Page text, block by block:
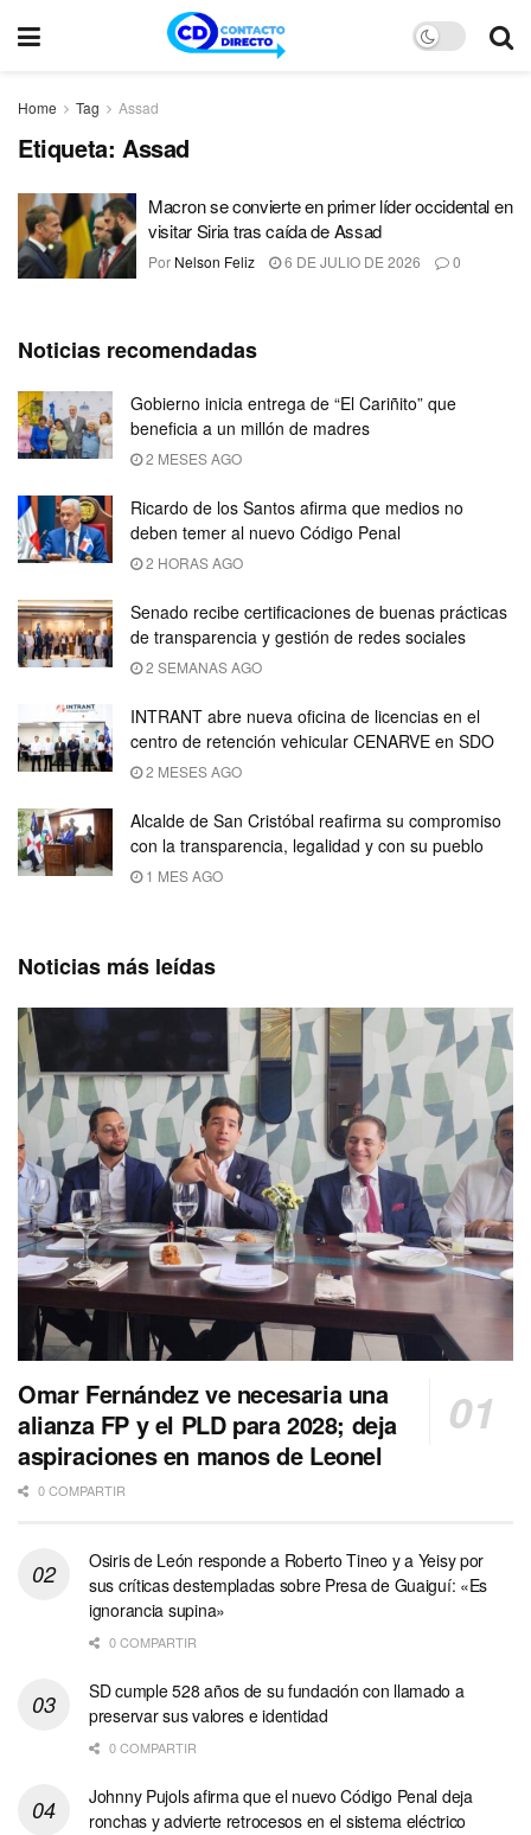
Home Tag Assad
Etiqueta: Assad
Macron se convierte en primer líder occidental en
visitar Siria tras caída de Assad
Por Nelson Feliz 6 DE JULIO DE 2026 0
Noticias recomendadas
Gobierno inicia entrega de “El Cariñito” que
beneficia a un millón de madres
2 MESES AGO
Ricardo de los Santos afirma que medios no
deben temer al nuevo Código Penal
2 HORAS AGO
Senado recibe certificaciones de buenas prácticas
de transparencia y gestión de redes sociales
2 SEMANAS AGO
INTRANT abre nueva oficina de licencias en el
centro de retención vehicular CENARVE en SDO
2 MESES AGO
Alcalde de San Cristóbal reafirma su compromiso
con la transparencia, legalidad y con su pueblo
1 MES AGO
Noticias más leídas
Omar Fernández ve necesaria una
alianza FP y el PLD para 2028; deja
aspiraciones en manos de Leonel
0 COMPARTIR
Osiris de León responde a Roberto Tineo y a Yeisy por
sus críticas destempladas sobre Presa de Guaiguí: «Es
ignorancia supina»
0 COMPARTIR
SD cumple 528 años de su fundación con llamado a
preservar sus valores e identidad
0 COMPARTIR
Johnny Pujols afirma que el nuevo Código Penal deja
ronchas y advierte retrocesos en el sistema eléctrico